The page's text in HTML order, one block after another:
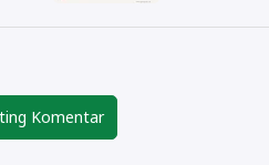
Komentar